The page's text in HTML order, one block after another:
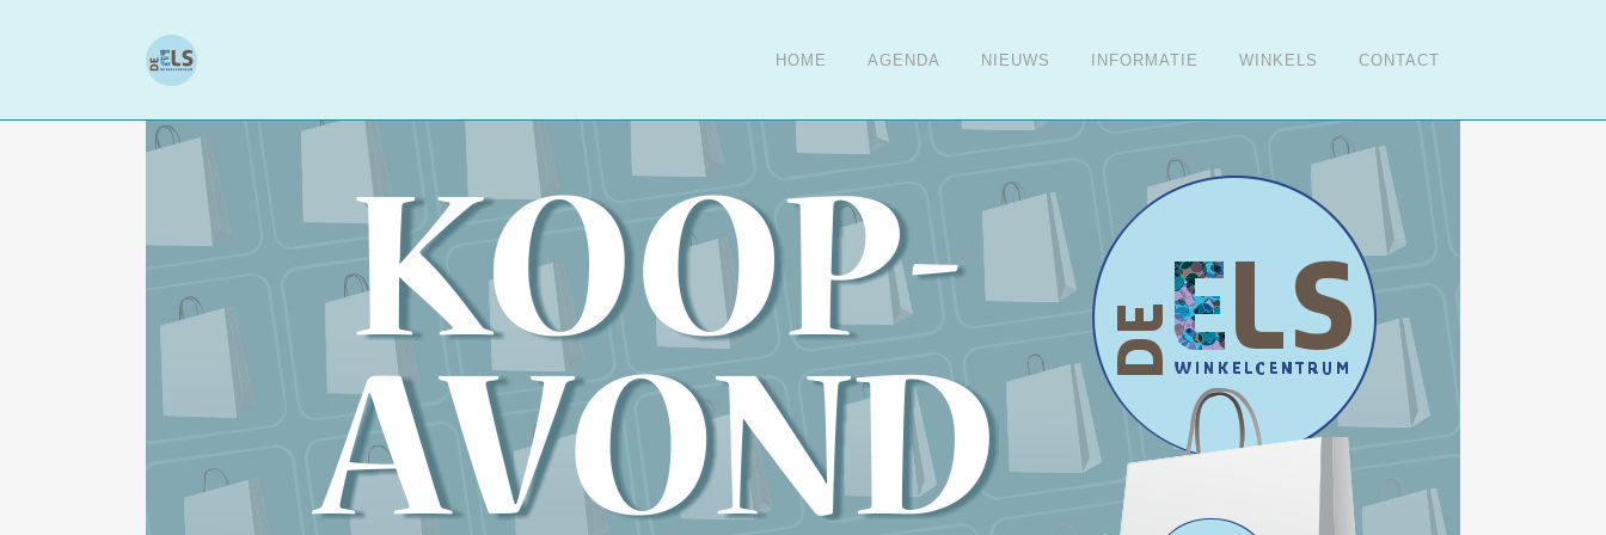
HOME AGENDA NIEUWS INFORMATIE WINKELS CONTACT